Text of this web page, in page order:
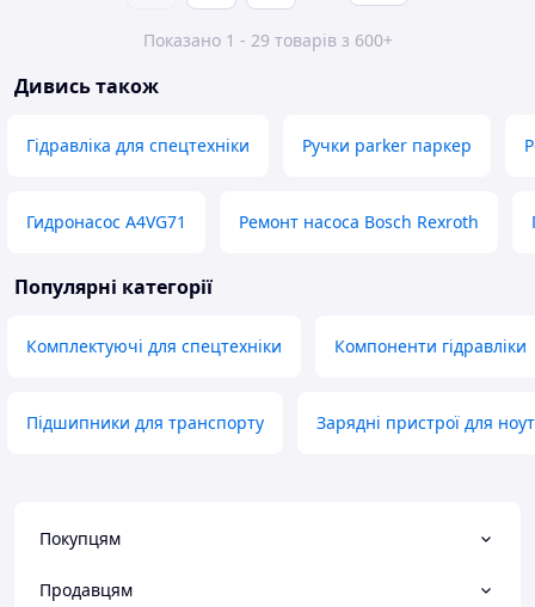
Показано 1 - 29 товарів з 600+
Дивись також
Гідравліка для спецтехніки Ручки parker паркер
Гидронасос A4VG71 Ремонт насоса Bosch Rexroth
Популярні категорії
Комплектуючі для спецтехніки Компоненти гідравліки
Підшипники для транспорту Зарядні пристрої для
Покупцям
Продавцям